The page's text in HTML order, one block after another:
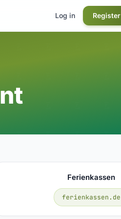
Log in Register
Ferienkassen
ferienkassen.de